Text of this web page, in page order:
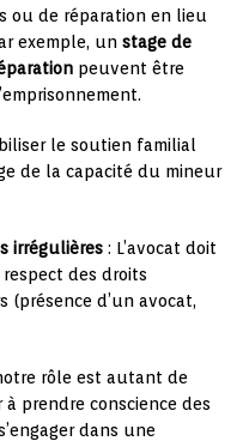
ou de réparation en lieu
exemple, un stage de
peuvent être
le soutien familial
de la capacité du mineur
irrégulières : L’avocat doit
des droits
(présence d’un avocat,
rôle est autant de
prendre conscience des
dans une